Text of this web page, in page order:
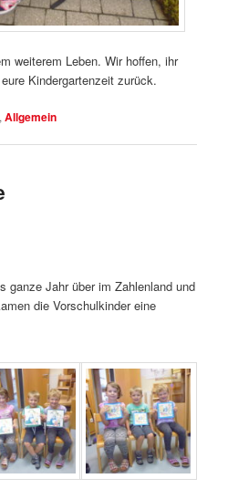
weiterem Leben. Wir hoffen, ihr
Kindergartenzeit zurück.
,Allgemein
ganze Jahr über im Zahlenland und
die Vorschulkinder eine